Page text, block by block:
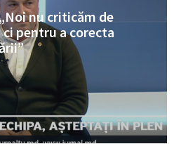
nu criticăm de
pentru a corecta